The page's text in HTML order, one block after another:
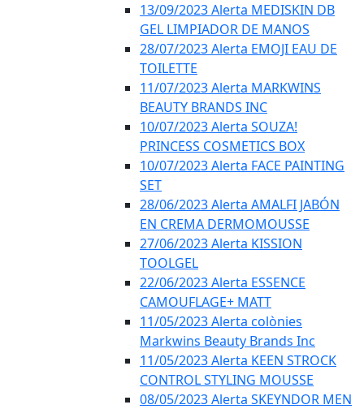
13/09/2023 Alerta MEDISKIN DB
GEL LIMPIADOR DE MANOS
28/07/2023 Alerta EMOJI EAU DE
TOILETTE
11/07/2023 Alerta MARKWINS
BEAUTY BRANDS INC
10/07/2023 Alerta SOUZA!
PRINCESS COSMETICS BOX
10/07/2023 Alerta FACE PAINTING
SET
28/06/2023 Alerta AMALFI JABÓN
EN CREMA DERMOMOUSSE
27/06/2023 Alerta KISSION
TOOLGEL
22/06/2023 Alerta ESSENCE
CAMOUFLAGE+ MATT
11/05/2023 Alerta colònies
Markwins Beauty Brands Inc
11/05/2023 Alerta KEEN STROCK
CONTROL STYLING MOUSSE
08/05/2023 Alerta SKEYNDOR MEN